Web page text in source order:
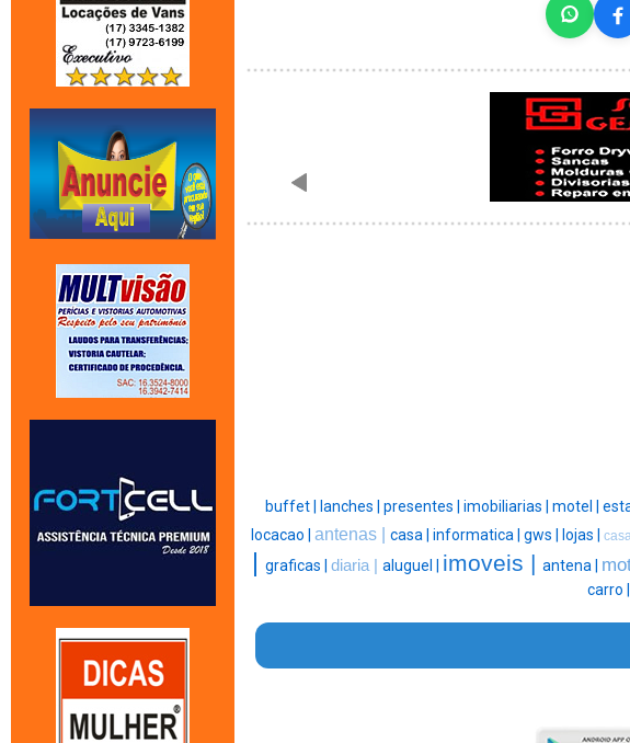
buffet | lanches | presentes | imobiliarias | motel |
locacao | antenas | casa | informatica | gws | lojas |
graficas | diaria | aluguel | imoveis | antena |
carro |